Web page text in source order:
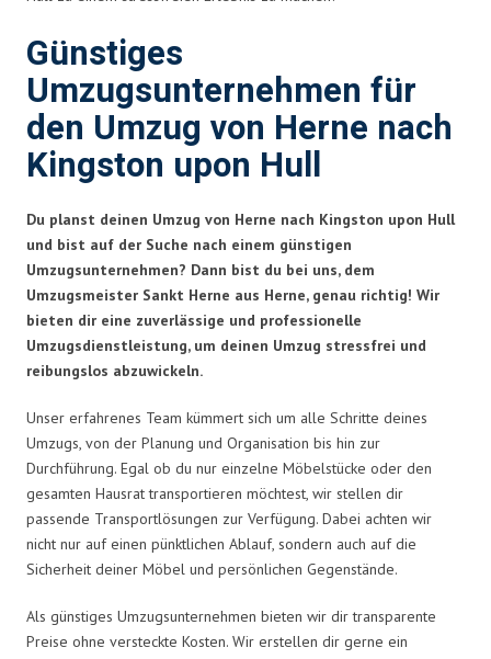
Günstiges
Umzugsunternehmen für
den Umzug von Herne nach
Kingston upon Hull
Du planst deinen Umzug von Herne nach Kingston upon Hull
und bist auf der Suche nach einem günstigen
Umzugsunternehmen? Dann bist du bei uns, dem
Umzugsmeister Sankt Herne aus Herne, genau richtig! Wir
bieten dir eine zuverlässige und professionelle
Umzugsdienstleistung, um deinen Umzug stressfrei und
reibungslos abzuwickeln.
Unser erfahrenes Team kümmert sich um alle Schritte deines
Umzugs, von der Planung und Organisation bis hin zur
Durchführung. Egal ob du nur einzelne Möbelstücke oder den
gesamten Hausrat transportieren möchtest, wir stellen dir
passende Transportlösungen zur Verfügung. Dabei achten wir
nicht nur auf einen pünktlichen Ablauf, sondern auch auf die
Sicherheit deiner Möbel und persönlichen Gegenstände.
Als günstiges Umzugsunternehmen bieten wir dir transparente
Preise ohne versteckte Kosten. Wir erstellen dir gerne ein